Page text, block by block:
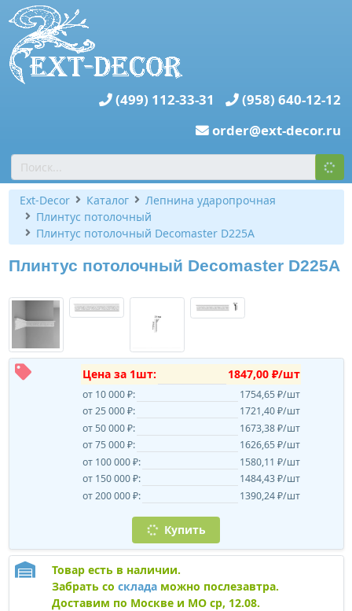
(499) 112-33-31
(958) 640-12-12
order@ext-decor.ru
Ext-Decor Каталог
Лепнина ударопрочная
Плинтус потолочный
Плинтус потолочный Decomaster D225A
Плинтус потолочный Decomaster D225A
Цена за 1шт: 1847,00 ₽/шт
от 10 000 ₽:
1754,65 ₽/шт
от 25 000 ₽:
1721,40 ₽/шт
от 50 000 ₽:
1673,38 ₽/шт
от 75 000 ₽:
1626,65 ₽/шт
от 100 000 ₽:
1580,11 ₽/шт
от 150 000 ₽:
1484,43 ₽/шт
от 200 000 ₽:
1390,24 ₽/шт
Купить
Товар есть в наличии.
Забрать со складаможно послезавтра.
Доставим по Москве и МО ср, 12.08.